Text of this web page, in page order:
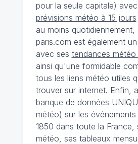
pour la seule capitale)
prévisions météo à 15 jours
au moins quotidiennement,
paris.com est également
avec ses tendances météo
ainsi qu'une formidable
tous les liens météo utiles
trouver sur internet. Enfin,
banque de données
météo) sur les
1850 dans toute la France,
météo, ses tableaux